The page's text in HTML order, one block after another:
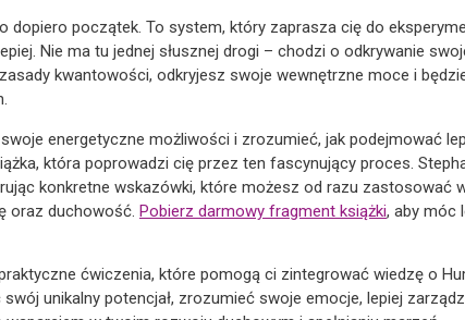
dopiero początek. To system, który zaprasza cię do
Nie ma tu jednej słusznej drogi – chodzi o odkrywanie
kwantowości, odkryjesz swoje wewnętrzne moce i
energetyczne możliwości i zrozumieć, jak podejmować
która poprowadzi cię przez ten fascynujący proces.
konkretne wskazówki, które możesz od razu zastosować
oraz duchowość. Pobierz darmowy fragment książki, aby móc
ćwiczenia, które pomogą ci zintegrować wiedzę o
unikalny potencjał, zrozumieć swoje emocje, lepiej